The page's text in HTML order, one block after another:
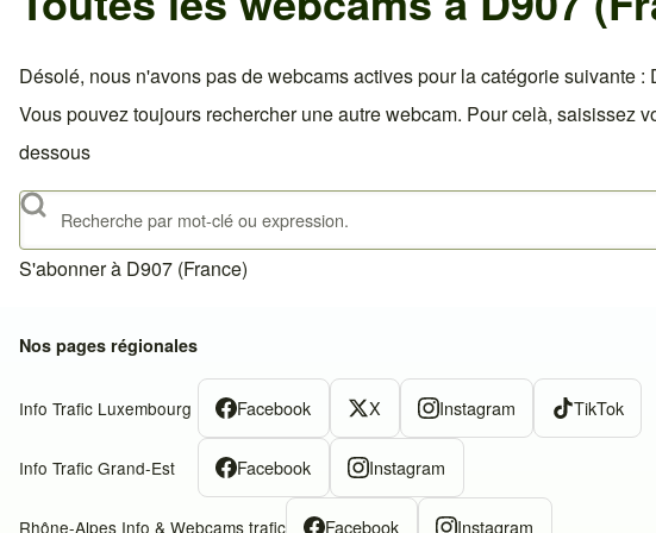
Désolé, nous n'avons pas de webcams actives pour la catégorie suivante :
Vous pouvez toujours rechercher une autre webcam. Pour celà, saisissez
dessous
Rechercher
S'abonner à D907 (France)
Nos pages régionales
Info Trafic Luxembourg Facebook X Instagram TikTok
Info Trafic Grand-Est Facebook Instagram
Rhône-Alpes Info & Webcams trafic Facebook Instagram